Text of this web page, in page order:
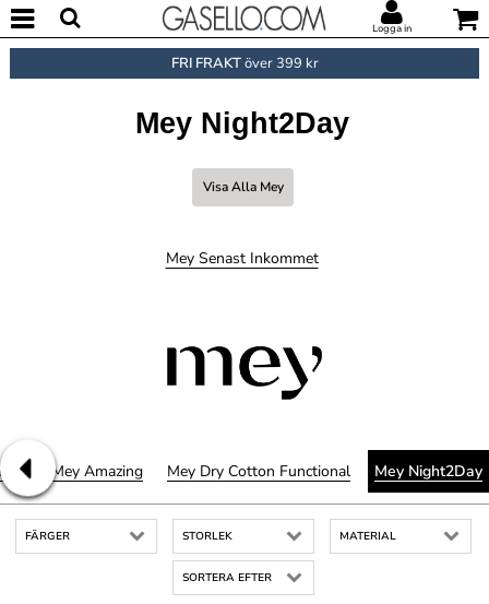
Logga in
FRI FRAKTöver 399 kr
Mey Night2Day
Visa Alla Mey
Mey Senast Inkommet
Mey Amazing Mey Dry Cotton Functional Mey Night2Day
FÄRGER STORLEK MATERIAL
SORTERA EFTER